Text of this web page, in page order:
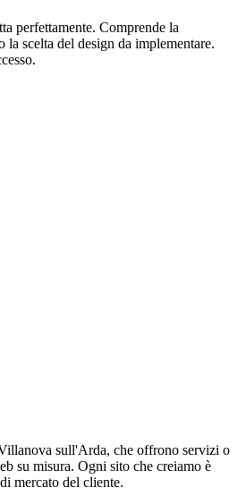
perfettamente. Comprende la
scelta del design da implementare.
sull'Arda, che offrono servizi o
su misura. Ogni sito che creiamo è
mercato del cliente.